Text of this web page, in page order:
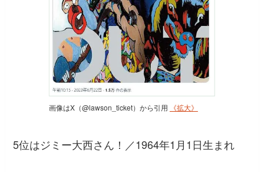
画像はX（@lawson_ticket）から引用 《拡大》
5位はジミー大西さん！／1964年1月1日生まれ